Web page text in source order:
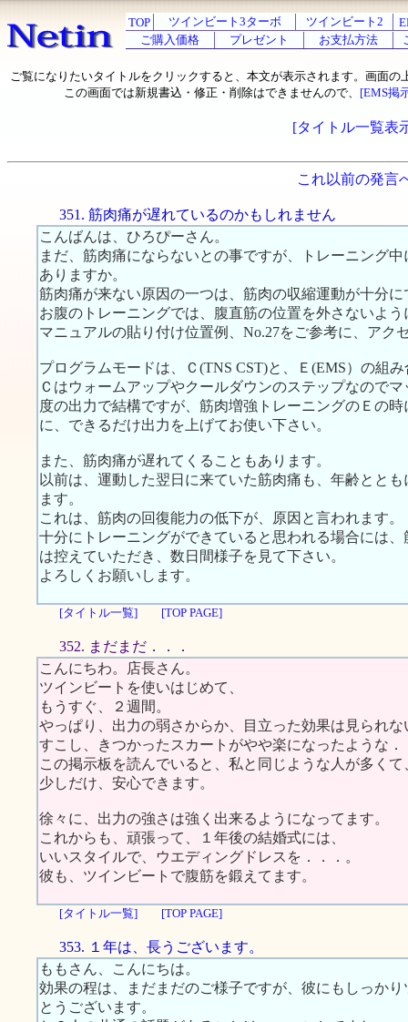
TOP ツインビート3ターボ ツインビート2
ご購入価格
プレゼント お支払方法
ご覧になりたいタイトルをクリックすると、本文が表示されます。画面の
この画面では新規書込・修正・削除はできませんので、 [EMS掲
[タイトル一覧表
これ以前の発言
351. 筋肉痛が遅れているのかもしれません
こんばんは、ひろぴーさん。
まだ、筋肉痛にならないとの事ですが、トレーニング
ありますか。
筋肉痛が来ない原因の一つは、筋肉の収縮運動が十分
お腹のトレーニングでは、腹直筋の位置を外さないよ
マニュアルの貼り付け位置例、No.27をご参考に、アク
プログラムモードは、Ｃ(TNS CST)と、Ｅ(EMS）の組
Ｃはウォームアップやクールダウンのステップなので
度の出力で結構ですが、筋肉増強トレーニングのＥの
に、できるだけ出力を上げてお使い下さい。
また、筋肉痛が遅れてくることもあります。
以前は、運動した翌日に来ていた筋肉痛も、年齢とと
ます。
これは、筋肉の回復能力の低下が、原因と言われます。
十分にトレーニングができていると思われる場合には
は控えていただき、数日間様子を見て下さい。
よろしくお願いします。
[タイトル一覧] [TOP PAGE]
352. まだまだ．．．
こんにちわ。店長さん。
ツインビートを使いはじめて、
もうすぐ、２週間。
やっぱり、出力の弱さからか、目立った効果は見られな
すこし、きつかったスカートがやや楽になったような．
この掲示板を読んでいると、私と同じような人が多くて
少しだけ、安心できます。
徐々に、出力の強さは強く出来るようになってます。
これからも、頑張って、１年後の結婚式には、
いいスタイルで、ウエディングドレスを．．．。
彼も、ツインビートで腹筋を鍛えてます。
[タイトル一覧] [TOP PAGE]
353. １年は、長うございます。
ももさん、こんにちは。
効果の程は、まだまだのご様子ですが、彼にもしっか
とうございます。